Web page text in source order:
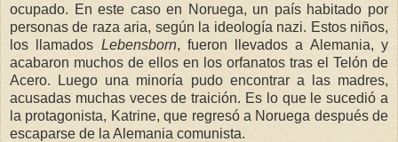
ocupado. En este caso en Noruega, un país habitado por
personas de raza aria, según la ideología nazi. Estos niños,
los llamados Lebensborn, fueron llevados a Alemania, y
acabaron muchos de ellos en los orfanatos tras el Telón de
Acero. Luego una minoría pudo encontrar a las madres,
acusadas muchas veces de traición. Es lo que le sucedió a
la protagonista, Katrine, que regresó a Noruega después de
escaparse de la Alemania comunista.